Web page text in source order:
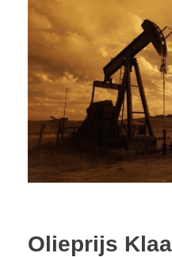
CONTACT
Olieprijs